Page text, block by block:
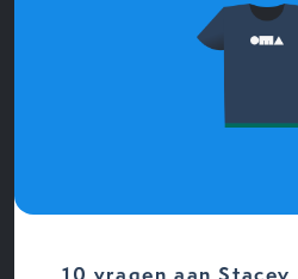
10 vragen aan Stacey